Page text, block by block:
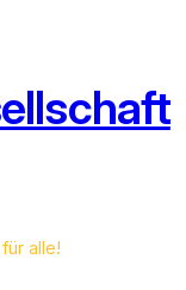
alle!